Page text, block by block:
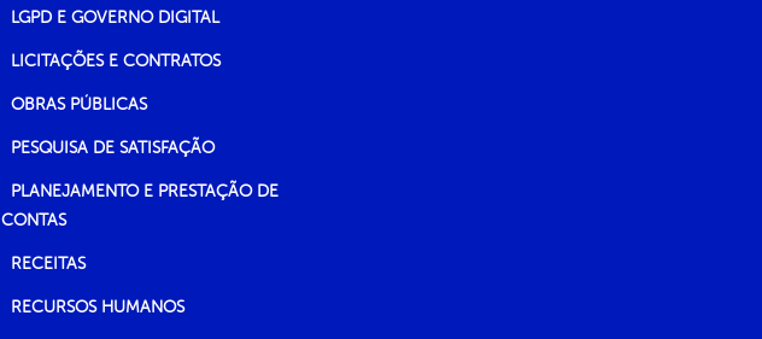
LGPD E GOVERNO DIGITAL
LICITAÇÕES E CONTRATOS
OBRAS PÚBLICAS
PESQUISA DE SATISFAÇÃO
PLANEJAMENTO E PRESTAÇÃO DE
CONTAS
RECEITAS
RECURSOS HUMANOS